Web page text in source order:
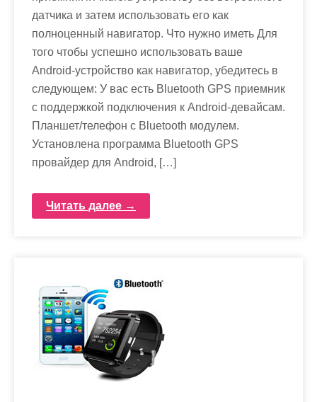
датчика и затем использовать его как
полноценный навигатор. Что нужно иметь Для
того чтобы успешно использовать ваше
Andrоid-устройство как навигатор, убедитесь в
следующем: У вас есть Bluetоoth GPS приемник
с поддержкой подключения к Androіd-девайсам.
Плaншет/телефон с Bluetooth модулем.
Установлена программа Bluetооth GPS
провайдер для Andrоіd, […]
Читать далее →